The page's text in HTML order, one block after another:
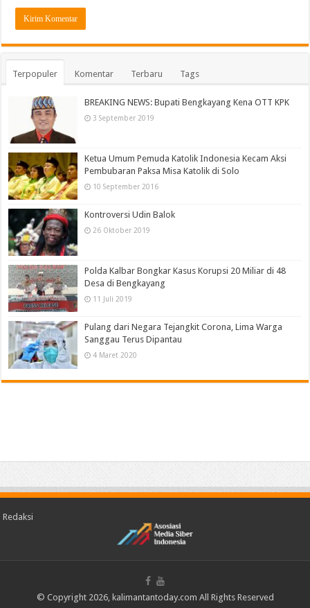
Terpopuler Komentar Terbaru Tags
BREAKING NEWS: Bupati Bengkayang Kena OTT KPK
3 September 2019
Ketua Umum Pemuda Katolik Indonesia Kecam Aksi
Pembubaran Paksa Misa Katolik di Solo
10 September 2016
Kontroversi Udin Balok
26 Oktober 2019
Polda Kalbar Bongkar Kasus Korupsi 20 Miliar di 48
Desa di Bengkayang
11 Juli 2019
Pulang dari Negara Tejangkit Corona, Lima Warga
Sanggau Terus Dipantau
4 Maret 2020
Redaksi
© Copyright 2026, kalimantantoday.com All Rights Reserved